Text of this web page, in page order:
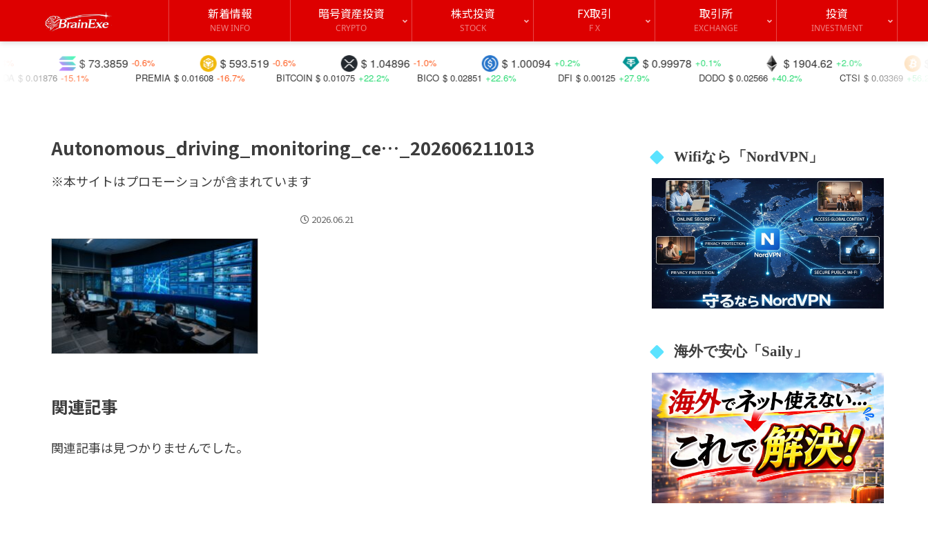
新着情報
NEW INFO
暗号資産投資
CRYPTO
株式投資
STOCK
FX取引
F X
取引所
EXCHANGE
投資
INVESTMENT
$
$ 1904.62 +2.0%
$ 0.99978 +0.1%
$ 1.00094 +0.2%
$ 1.04896 -1.0%
$ 593.519 -0.6%
$ 73.3859 -0.6%
CTSI
$ 0.03369 +56.2%
DODO $ 0.02566 +40.2%
DFI $ 0.00125 +27.9%
BICO $ 0.02851 +22.6%
BITCOIN $ 0.01075 +22.2%
PREMIA $ 0.01608 -16.7%
-15.1%
Autonomous_driving_monitoring_ce…_202606211013
※本サイトはプロモーションが含まれています
2026.06.21
関連記事
関連記事は見つかりませんでした。
Wifiなら「NordVPN」
海外で安心「Saily」